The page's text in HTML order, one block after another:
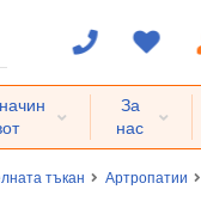
За
нас
тъкан Артропатии